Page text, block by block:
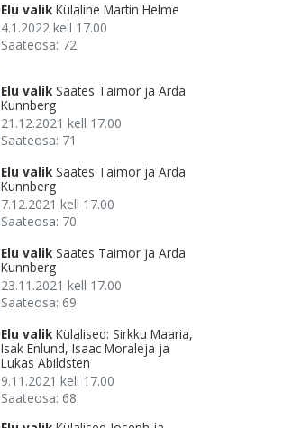
Elu valik Külaline Martin Helme
4.1.2022 kell 17.00
Saateosa: 72
Elu valik Saates Taimor ja Arda
Kunnberg
21.12.2021 kell 17.00
Saateosa: 71
Elu valik Saates Taimor ja Arda
Kunnberg
7.12.2021 kell 17.00
Saateosa: 70
Elu valik Saates Taimor ja Arda
Kunnberg
23.11.2021 kell 17.00
Saateosa: 69
Elu valik Külalised: Sirkku Maaria,
Isak Enlund, Isaac Moraleja ja
Lukas Abildsten
9.11.2021 kell 17.00
Saateosa: 68